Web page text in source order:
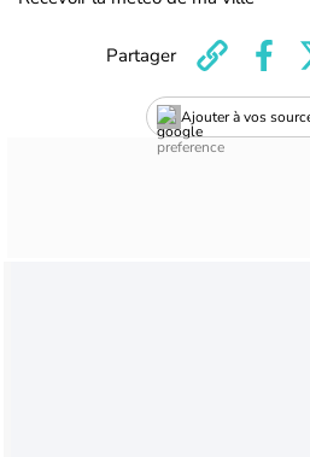
Ajouter à vos
Partager